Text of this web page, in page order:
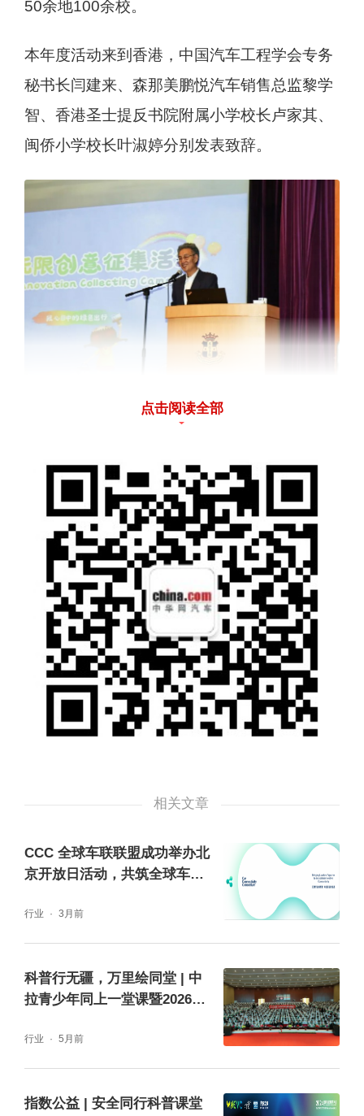
50余地100余校。
本年度活动来到香港，中国汽车工程学会专务
秘书长闫建来、森那美鹏悦汽车销售总监黎学
智、香港圣士提反书院附属小学校长卢家其、
闽侨小学校长叶淑婷分别发表致辞。
点击阅读全部
相关文章
CCC 全球车联联盟成功举办北
京开放日活动，共筑全球车辆
行业 3月前
科普行无疆，万里绘同堂 | 中
拉青少年同上一堂课暨2026青
美站启动仪式在津举行
行业 5月前
指数公益 | 安全同行科普课堂